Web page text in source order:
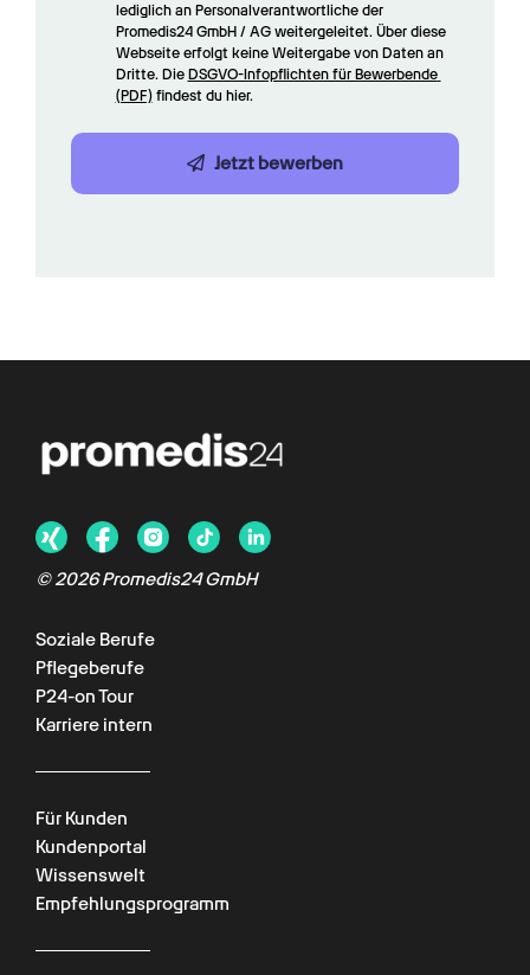
lediglich an Personalverantwortliche der
Promedis24 GmbH / AG weitergeleitet. Über diese
Webseite erfolgt keine Weitergabe von Daten an
Dritte. Die DSGVO-Infopflichten für Bewerbende
(PDF) findest du hier.
Jetzt bewerben
©2026Promedis24 GmbH
Soziale Berufe
Pflegeberufe
P24-on Tour
Karriere intern
Für Kunden
Kundenportal
Wissenswelt
Empfehlungsprogramm